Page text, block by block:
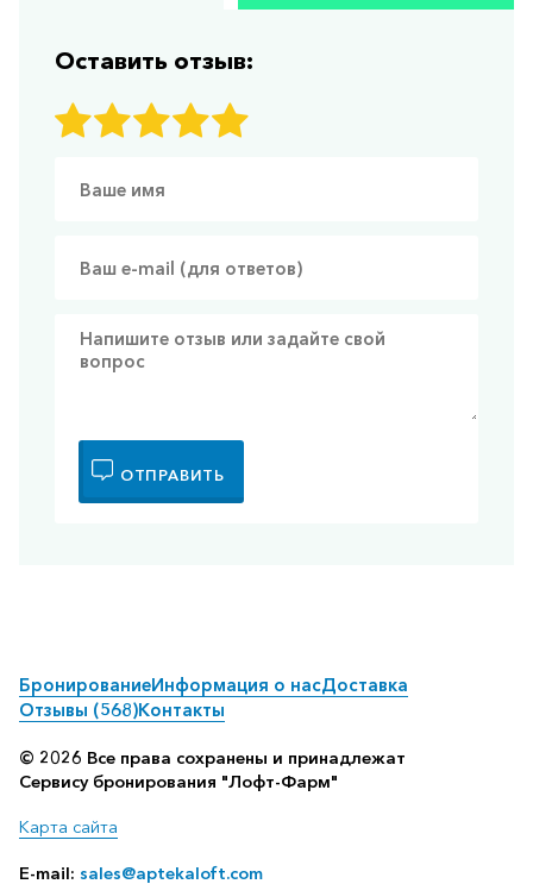
Оставить отзыв:
ОТПРАВИТЬ
БронированиеИнформация о насДоставка
Отзывы (568)Контакты
© 2026 Все права сохранены и принадлежат
Сервису бронирования "Лофт-Фарм"
Карта сайта
E-mail: sales@aptekaloft.com